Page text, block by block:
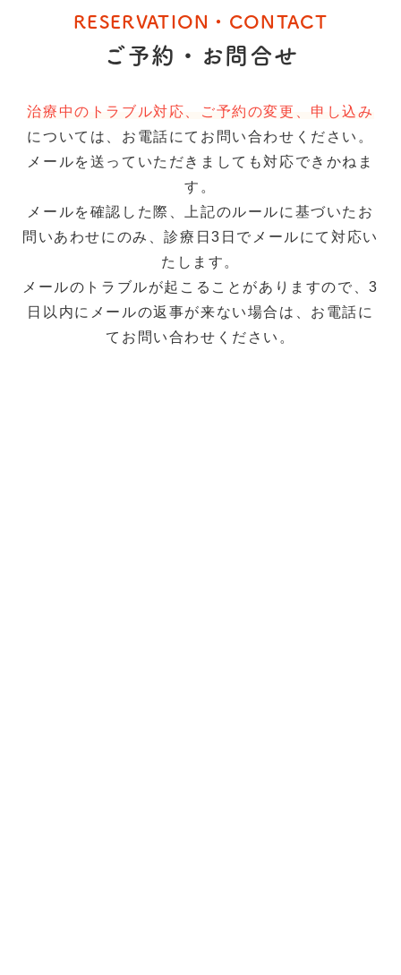
RESERVATION・CONTACT
ご予約・お問合せ
治療中のトラブル対応、ご予約の変更、申し込み
については、お電話にてお問い合わせください。
メールを送っていただきましても対応できかねま
す。
メールを確認した際、上記のルールに基づいたお
問いあわせにのみ、診療日3日でメールにて対応い
たします。
メールのトラブルが起こることがありますので、3
日以内にメールの返事が来ない場合は、お電話に
てお問い合わせください。